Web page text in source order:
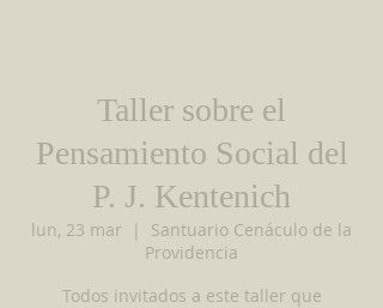
Taller sobre el
Pensamiento Social del
P. J. Kentenich
lun, 23 mar
  |
Santuario Cenáculo de la
Providencia
Todos invitados a este taller que